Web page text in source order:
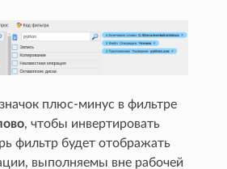
плюс-минус в фильтре
, чтобы инвертировать
фильтр будет отображать
выполняемы вне рабочей